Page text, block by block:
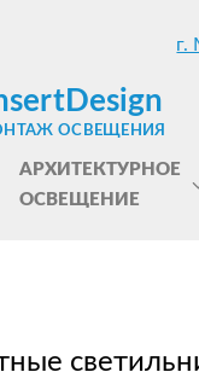
г.
ОСВЕЩЕНИЯ
АРХИТЕКТУРНОЕ
ОСВЕЩЕНИЕ